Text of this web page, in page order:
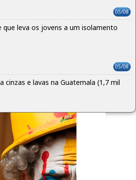
05/08
que leva os jovens a um isolamento
05/08
cinzas e lavas na Guatemala (1,7 mil